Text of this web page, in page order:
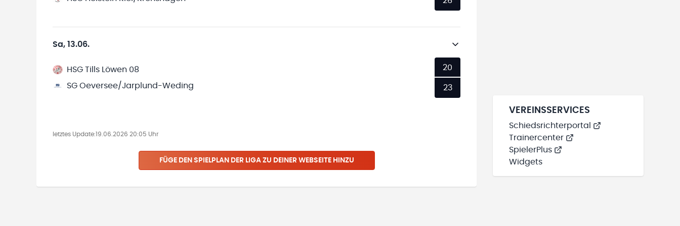
Sa, 13.06.
HSG Tills Löwen 08
SG Oeversee/Jarplund-Weding
20
23
letztes Update:19.06.2026 20:05 Uhr
FÜGE DEN SPIELPLAN DER LIGA ZU DEINER WEBSEITE HINZU
VEREINSSERVICES
Schiedsrichterportal
Trainercenter
SpielerPlus
Widgets